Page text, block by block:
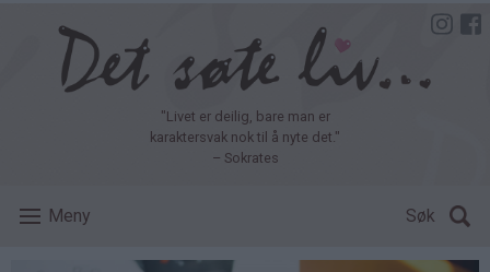
"Livet er deilig, bare man er
karaktersvak nok til å nyte det."
– Sokrates
Meny Søk